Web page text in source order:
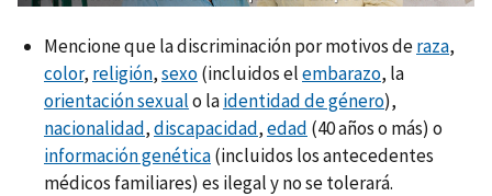
n
Mencione que la discriminación por motivos deraza,
color, religión,sexo(incluidos elembarazo, la
orientación sexualo laidentidad de género),
nacionalidad,discapacidad,edad (40 años o más) o
información genética(incluidos los antecedentes
médicos familiares) es ilegal y no se tolerará.